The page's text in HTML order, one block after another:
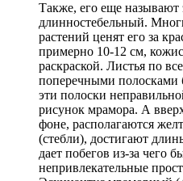
Также, его еще называют
длинностебельный.
растений ценят его за
примерно 10-12 см,
раскраской. Листья по
поперечными полосками
эти полоски
рисунок мрамора. А
фоне, располагаются
(стебли), достигают
дает побегов из-за чего
непривлекательные